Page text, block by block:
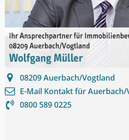
08209Auerbach/Vogtland
E-Mail Kontakt fürAuerbach/
0800 589 0225